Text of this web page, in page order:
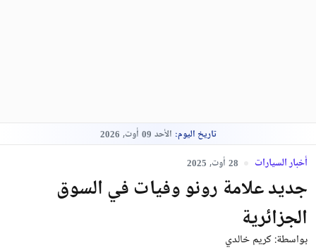
تاريخ اليوم: الأحد 09 أوت, 2026
أخبار السيارات 28 أوت, 2025
جديد علامة رونو وفيات في السوق
الجزائرية
بواسطة:كريم خالدي